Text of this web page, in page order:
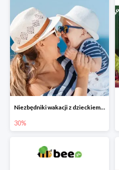
Niezbędniki wakacji z dzieckiem do -30%
30%